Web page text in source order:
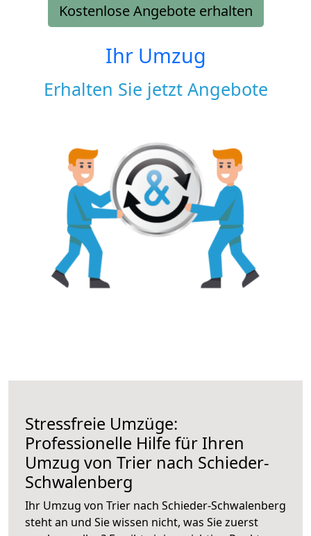
Kostenlose Angebote erhalten
Ihr Umzug
Erhalten Sie jetzt Angebote
Stressfreie Umzüge:
Professionelle Hilfe für Ihren
Umzug von Trier nach Schieder-
Schwalenberg
Ihr Umzug von Trier nach Schieder-Schwalenberg
steht an und Sie wissen nicht, was Sie zuerst